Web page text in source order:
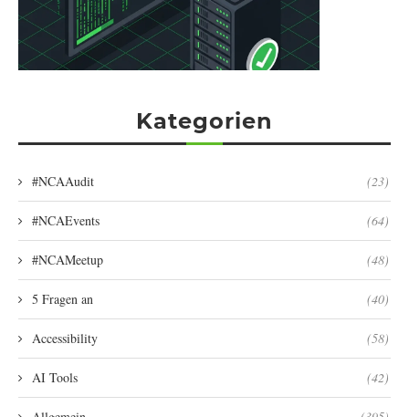
Kategorien
#NCAAudit (23)
#NCAEvents (64)
#NCAMeetup (48)
5 Fragen an (40)
Accessibility (58)
AI Tools (42)